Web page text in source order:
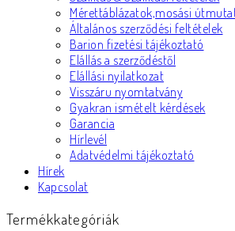
Mérettáblázatok,mosási
Általános szerződési feltételek
Barion fizetési tájékoztató
Elállás a szerződéstől
Elállási nyilatkozat
Visszáru nyomtatvány
Gyakran ismételt kérdések
Garancia
Hírlevél
Adatvédelmi tájékoztató
Hírek
Kapcsolat
Termékkategóriák